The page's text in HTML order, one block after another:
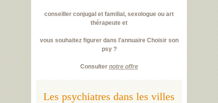
conseiller conjugal et familial, sexologue ou art
thérapeute et
vous souhaitez figurer dans l'annuaire Choisir son
psy ?
Consulter notre offre
Les psychiatres dans les villes